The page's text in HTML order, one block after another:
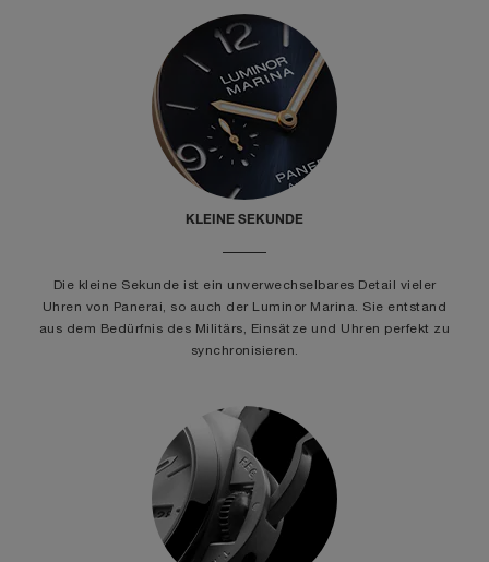
KLEINE SEKUNDE
Die kleine Sekunde ist ein unverwechselbares Detail vieler
Uhren von Panerai, so auch der Luminor Marina. Sie entstand
aus dem Bedürfnis des Militärs, Einsätze und Uhren perfekt zu
synchronisieren.